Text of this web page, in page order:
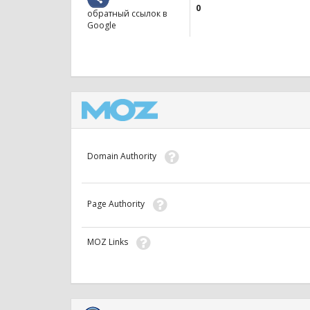
обратный ссылок в
Google
0
Domain Authority
Page Authority
MOZ Links